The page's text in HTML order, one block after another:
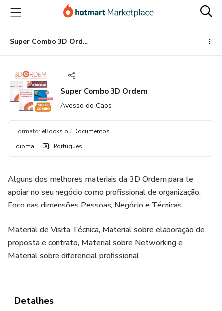
para
conteúdo
principal
para
pagamento
para
rodapé
Super Combo 3D Ordem
Super Combo 3D Ordem
Avesso do Caos
Formato: eBooks ou Documentos
Idioma: Português
Alguns dos melhores materiais da 3D Ordem para te
apoiar no seu negócio como profissional de organização.
Foco nas dimensões Pessoas, Negócio e Técnicas.
Material de Visita Técnica, Material sobre elaboração de
proposta e contrato, Material sobre Networking e
Material sobre diferencial profissional
Detalhes